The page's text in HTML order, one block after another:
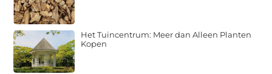
Het Tuincentrum: Meer dan Alleen Planten
Kopen